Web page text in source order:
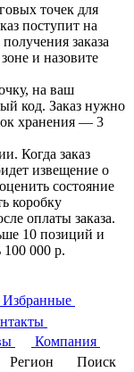
точек для
поступит на
заказа
и назовите
на ваш
код. Заказ нужно
хранения — 3
Когда заказ
извещение о
состояние
коробку
оплаты заказа.
10 позиций и
000 р.
Избранные
Компания
Регион
Поиск